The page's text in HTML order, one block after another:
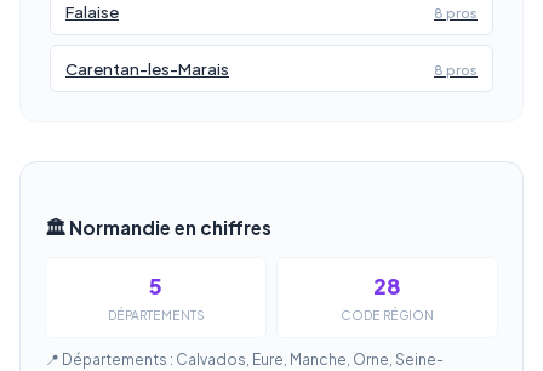
Falaise 8 pros
Carentan-les-Marais 8 pros
🏛️ Normandie en chiffres
5
DÉPARTEMENTS
28
CODE RÉGION
📍 Départements : Calvados, Eure, Manche, Orne, Seine-